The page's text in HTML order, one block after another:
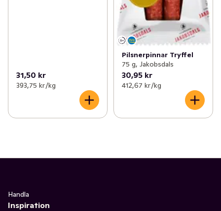
31,50 kr
393,75 kr /kg
Pilsnerpinnar Tryffel
75 g, Jakobsdals
30,95 kr
412,67 kr /kg
Handla
Inspiration